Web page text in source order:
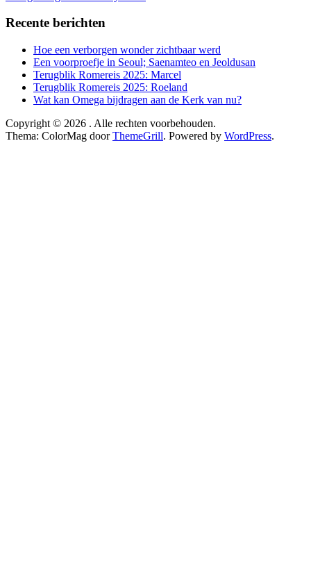
Recente berichten
Hoe een verborgen wonder zichtbaar werd
Een voorproefje in Seoul; Saenamteo en Jeoldusan
Terugblik Romereis 2025: Marcel
Terugblik Romereis 2025: Roeland
Wat kan Omega bijdragen aan de Kerk van nu?
Copyright © 2026 . Alle rechten voorbehouden.
Thema: ColorMag doorThemeGrill. Powered by WordPress.